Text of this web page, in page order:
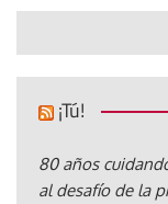
¡Tú!
80 años
al desafío de la